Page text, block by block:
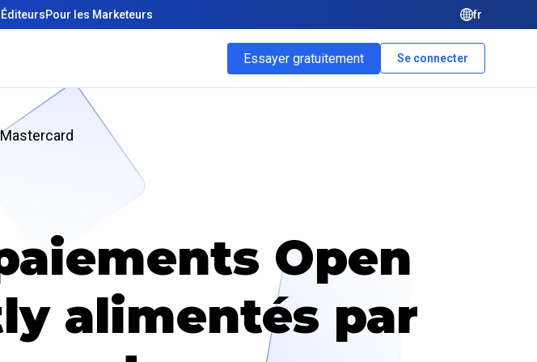
Pour les Marketeurs fr
Essayer gratuitement Se connecter
Open
alimentés par